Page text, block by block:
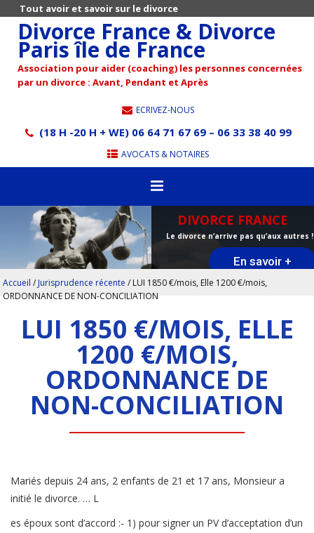
Tout avoir et savoir sur le divorce
Divorce France & Divorce
Paris île de France
Association pour aider (coaching) les personnes concernées
par un divorce : Avant, Pendant et Après
ECRIVEZ-NOUS
(18 H -20 H + WE) 06 64 71 67 69 – 06 33 38 40 99
AVOCATS & NOTAIRES
DIVORCE FRANCE
Le divorce n’arrive pas qu’aux autres !
En savoir +
Accueil / Jurisprudence récente / LUI 1850 €/mois, Elle 1200 €/mois,
ORDONNANCE DE NON-CONCILIATION
LUI 1850 €/MOIS, ELLE
1200 €/MOIS,
ORDONNANCE DE
NON-CONCILIATION
Mariés depuis 24 ans, 2 enfants de 21 et 17 ans, Monsieur a
initié le divorce. … L
es époux sont d’accord :- 1) pour signer un PV d’acceptation d’un